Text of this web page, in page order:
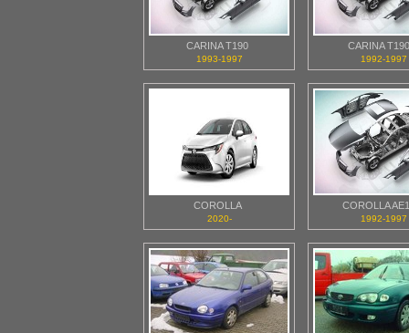
CARINA T190
1993-1997
CARINA
1992-1997
COROLLA
2020-
COROLLA
1992-1997